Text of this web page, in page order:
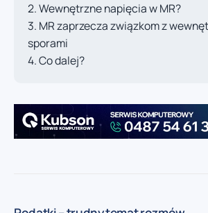
Wewnętrzne napięcia w MR?
MR zaprzecza związkom z
sporami
Co dalej?